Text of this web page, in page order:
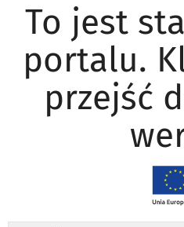
To jest
portalu.
przejść